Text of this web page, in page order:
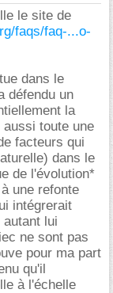
le site de
faqs/faq-...o-
dans le
défendu un
la
toute une
facteurs qui
dans le
de l'évolution*
une refonte
intégrerait
lui
ne sont pas
pour ma part
qu'il
à l'échelle